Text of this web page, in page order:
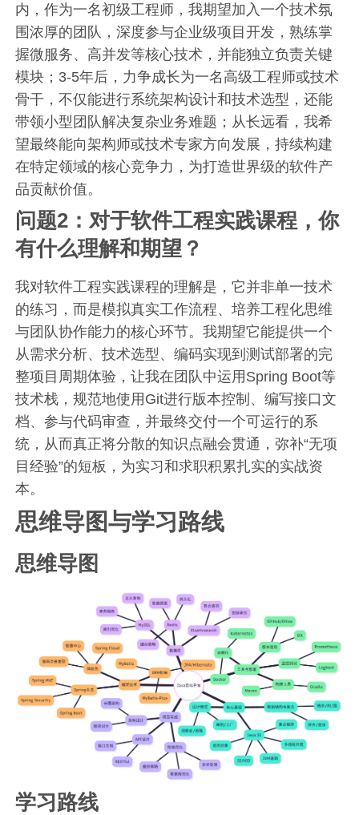
内，作为一名初级工程师，我期望加入一个技术氛
围浓厚的团队，深度参与企业级项目开发，熟练掌
握微服务、高并发等核心技术，并能独立负责关键
模块；3-5年后，力争成长为一名高级工程师或技术
骨干，不仅能进行系统架构设计和技术选型，还能
带领小型团队解决复杂业务难题；从长远看，我希
望最终能向架构师或技术专家方向发展，持续构建
在特定领域的核心竞争力，为打造世界级的软件产
品贡献价值。
问题2：对于软件工程实践课程，你
有什么理解和期望？
我对软件工程实践课程的理解是，它并非单一技术
的练习，而是模拟真实工作流程、培养工程化思维
与团队协作能力的核心环节。我期望它能提供一个
从需求分析、技术选型、编码实现到测试部署的完
整项目周期体验，让我在团队中运用Spring Boot等
技术栈，规范地使用Git进行版本控制、编写接口文
档、参与代码审查，并最终交付一个可运行的系
统，从而真正将分散的知识点融会贯通，弥补“无项
目经验”的短板，为实习和求职积累扎实的实战资
本。
思维导图与学习路线
思维导图
学习路线